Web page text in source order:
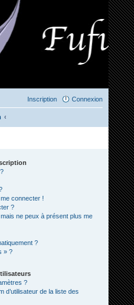
Connexion
Inscription
connecter !
?
ne peux à présent plus me
?
» ?
?
d’utilisateur de la liste des